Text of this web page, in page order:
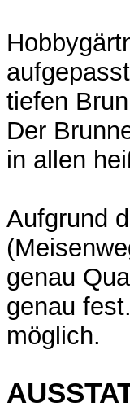
tiefen
Der
in allen
Aufgrund
genau
genau
möglich.